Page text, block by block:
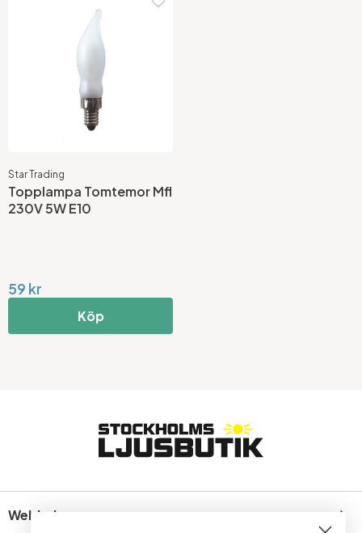
Star Trading
Topplampa Tomtemor Mfl
230V 5W E10
59 kr
Köp
Webbshop